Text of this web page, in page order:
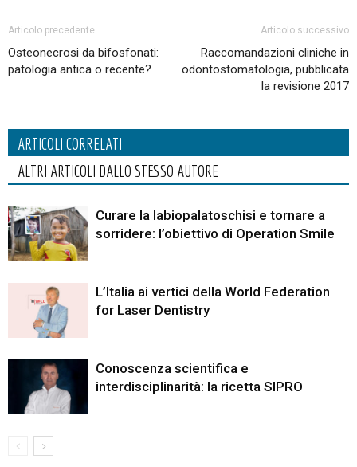
Articolo precedente
Osteonecrosi da bifosfonati:
patologia antica o recente?
Articolo successivo
Raccomandazioni cliniche in
odontostomatologia, pubblicata
la revisione 2017
ARTICOLI CORRELATI
ALTRI ARTICOLI DALLO STESSO AUTORE
Curare la labiopalatoschisi e tornare a
sorridere: l’obiettivo di Operation Smile
L’Italia ai vertici della World Federation
for Laser Dentistry
Conoscenza scientifica e
interdisciplinarità: la ricetta SIPRO